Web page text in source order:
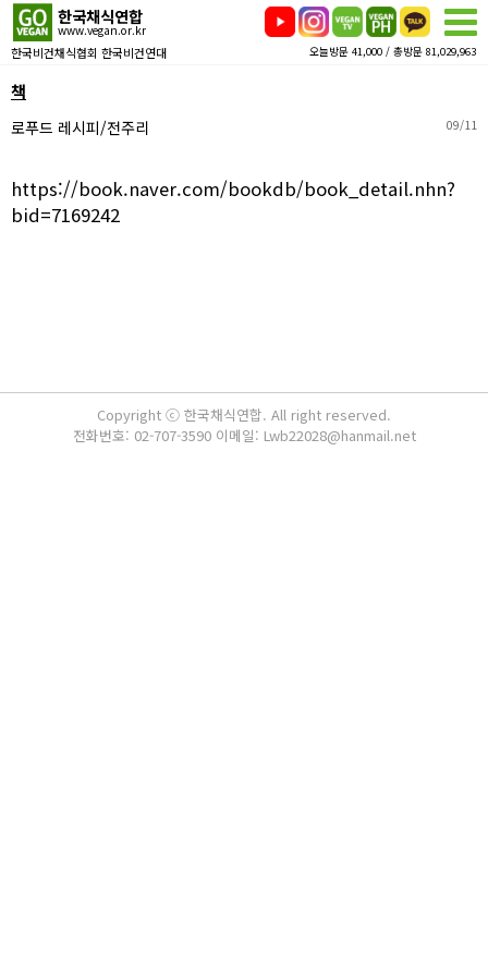
한국채식연합
www.vegan.or.kr
한국비건채식협회 한국비건연대 오늘방문 41,000 / 총방문 81,029,963
책
로푸드 레시피/전주리 09/11
https://book.naver.com/bookdb/book_detail.nhn?
bid=7169242
Copyright ⓒ 한국채식연합. All right reserved.
전화번호: 02-707-3590 이메일: Lwb22028@hanmail.net